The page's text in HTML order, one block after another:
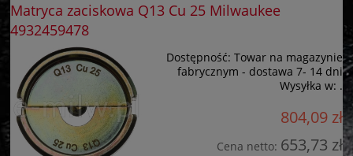
Matryca zaciskowa Q13 Cu 25 Milwaukee
4932459478
Dostępność: Towar na magazynie
fabrycznym - dostawa 7- 14 dni
Wysyłka w: .
804,09 zł
Cena netto: 653,73 zł